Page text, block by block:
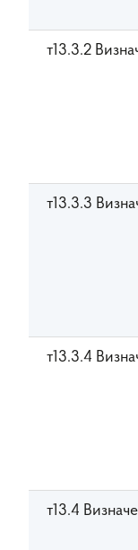
т13.3.2
т13.3.3
т13.3.4
т13.4